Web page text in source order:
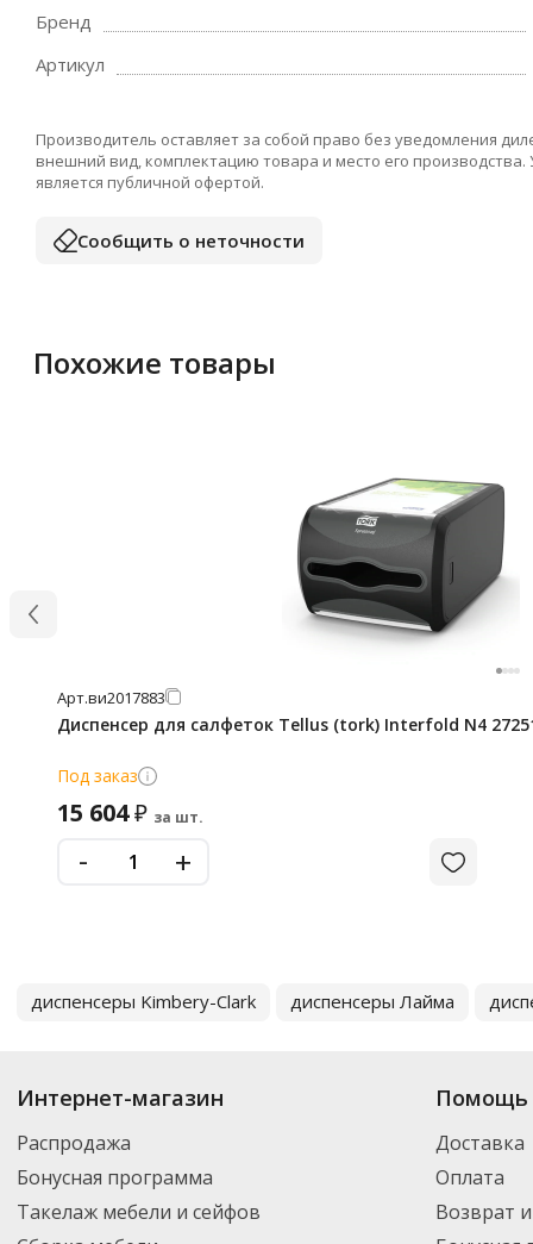
Бренд
Артикул
Производитель оставляет за собой право без уведомления
внешний вид, комплектацию товара и место его
является публичной офертой.
Сообщить о неточности
Похожие товары
Арт.ви2017883
Диспенсер для салфеток Tellus (tork) Interfold N4
Под заказ
15 604₽ за шт.
- +
диспенсеры Kimbery-Clark диспенсеры Лайма
Интернет-магазин
Распродажа
Бонусная программа
Такелаж мебели и сейфов
Помощь
Доставка
Оплата
Возврат